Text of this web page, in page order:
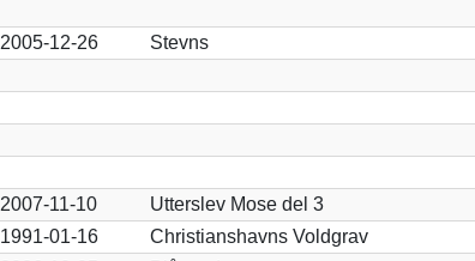
2005-12-26
Stevns
2007-11-10
Utterslev Mose del 3
1991-01-16
Christianshavns Voldgrav